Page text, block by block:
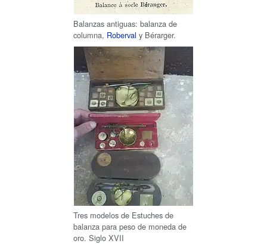
Balanzas antiguas: balanza de
columna, Roberval y Bérarger.
Tres modelos de Estuches de
balanza para peso de moneda de
oro. Siglo XVII